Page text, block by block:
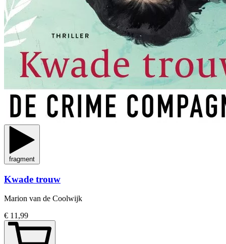
fragment
Kwade trouw
Marion van de Coolwijk
€ 11,99